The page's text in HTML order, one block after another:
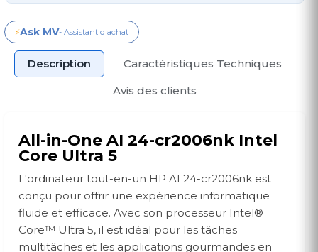
⚡Ask MV- Assistant d'achat
Description
Caractéristiques Techniques
Avis des clients
All-in-One AI 24-cr2006nk Intel
Core Ultra 5
L'ordinateur tout-en-un HP AI 24-cr2006nk est
conçu pour offrir une expérience informatique
fluide et efficace. Avec son processeur Intel®
Core™ Ultra 5, il est idéal pour les tâches
multitâches et les applications gourmandes en